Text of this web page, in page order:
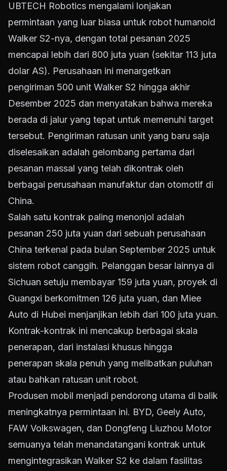
UBTECH Robotics mengalami lonjakan
permintaan yang luar biasa untuk robot humanoid
Walker S2-nya, dengan total pesanan 2025
mencapai lebih dari 800 juta yuan (sekitar 113 juta
dolar AS). Perusahaan ini menargetkan
pengiriman 500 unit Walker S2 hingga akhir
Desember 2025 dan menyatakan bahwa mereka
berada di jalur yang tepat untuk memenuhi target
tersebut. Pengiriman ratusan unit yang baru saja
diselesaikan adalah gelombang pertama dari
pesanan massal yang telah dikontrak oleh
berbagai perusahaan manufaktur dan otomotif di
China.
Salah satu kontrak paling menonjol adalah
pesanan 250 juta yuan dari sebuah perusahaan
China terkenal pada bulan September 2025 untuk
sistem robot canggih. Pelanggan besar lainnya di
Sichuan setuju membayar 159 juta yuan, proyek di
Guangxi berkomitmen 126 juta yuan, dan Miee
Auto di Hubei menjanjikan lebih dari 100 juta yuan.
Kontrak-kontrak ini mencakup berbagai skala
penerapan, dari instalasi khusus hingga
penerapan skala penuh yang melibatkan puluhan
atau bahkan ratusan unit robot.
Produsen mobil menjadi pendorong utama di balik
meningkatnya permintaan ini. BYD, Geely Auto,
FAW Volkswagen, dan Dongfeng Liuzhou Motor
semuanya telah menandatangani kontrak untuk
mengintegrasikan Walker S2 ke dalam fasilitas